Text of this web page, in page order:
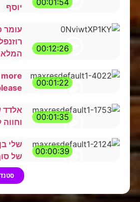
00:01:54
יוסף
00:12:26
עומר
00:01:22
more
00:01:35
אלדד
00:00:39
שלי
של